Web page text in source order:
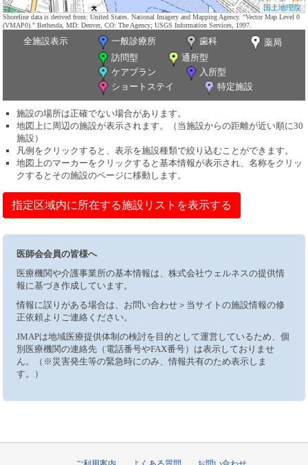
国土地理院
Shoreline data is derived from: United States. National Imagery and Mapping Agency. "Vector Map Level 0
(VMAP0)." Bethesda, MD: Denver, CO: The Agency; USGS Information Services, 1997.
全施設表示 一般診療所 歯科
薬局
訪問型
通所型
ケアプラン
入所型
ショートステイ
特定施設
施設の場所は正確でない場合があります。
地図上に周辺の施設が表示されます。（当施設からの距離が近い順に30
施設）
凡例をクリックすると、表示を施設種類で絞り込むことができます。
地図上のマーカーをクリックすると基本情報が表示され、名称をクリッ
クするとその施設のページに移動します。
指定区域内に所在する施設リストを表示する
医師会会員の皆様へ
医療機関や介護事業所の基本情報は、株式会社ウェルネスの提供情
報に基づき作成しています。
情報に誤りがある場合は、お問い合わせ＞当サイトの施設情報の修
正依頼よりご連絡ください。
JMAPは地域医療提供体制の検討を目的として運営しているため、個
別医療機関の連絡先（電話番号やFAX番号）は表示しておりませ
ん。（※災害発生等の緊急時にのみ、情報共有のため表示しま
す。）